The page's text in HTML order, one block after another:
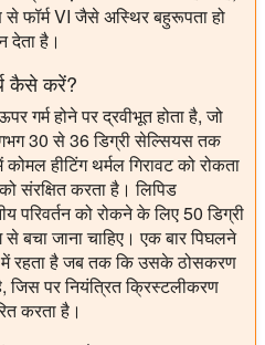
फॉर्म VI जैसे अस्थिर बहुरूपता हो
देता है।
कैसे करें?
होने पर द्रवीभूत होता है, जो
30 से 36 डिग्री सेल्सियस तक
हीटिंग थर्मल गिरावट को रोकता
संरक्षित करता है। लिपिड
को रोकने के लिए 50 डिग्री
बचा जाना चाहिए। एक बार पिघलने
रहता है जब तक कि उसके ठोसकरण
जिस पर नियंत्रित क्रिस्टलीकरण
करता है।